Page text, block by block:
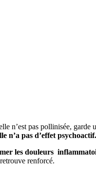
n’est pas pollinisée,
n’a pas d’effet psychoactif.
les douleurs
renforcé.